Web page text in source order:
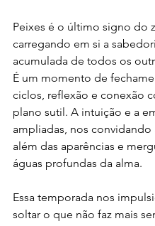
Peixes é o último signo do
carregando em si a
acumulada de todos os
É um momento de
ciclos, reflexão e conexão
plano sutil. A intuição e a
ampliadas, nos convidando
além das aparências e
águas profundas da alma.
Essa temporada nos
soltar o que não faz mais